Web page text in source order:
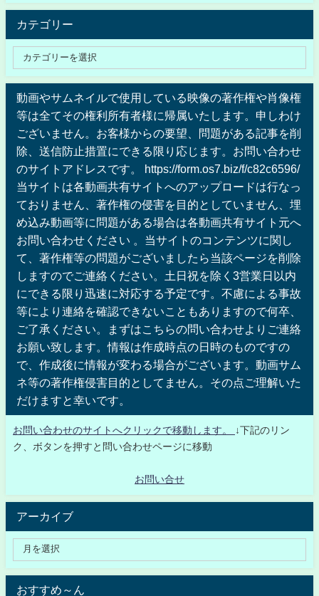
カテゴリー
動画やサムネイルで使用している映像の著作権や肖像権
等は全てその権利所有者様に帰属いたします。申しわけ
ございません。お客様からの要望、問題がある記事を削
除、送信防止措置にできる限り応じます。お問い合わせ
のサイトアドレスです。 https://form.os7.biz/f/c82c6596/
当サイトは各動画共有サイトへのアップロードは行なっ
ておりません、著作権の侵害を目的としていません、埋
め込み動画等に問題がある場合は各動画共有サイト元へ
お問い合わせください 。当サイトのコンテンツに関し
て、著作権等の問題がございましたら当該ページを削除
しますのでご連絡ください。土日祝を除く3営業日以内
にできる限り迅速に対応する予定です。不慮による事故
等により連絡を確認できないこともありますので何卒、
ご了承ください。まずはこちらの問い合わせよりご連絡
お願い致します。情報は作成時点の日時のものですの
で、作成後に情報が変わる場合がございます。動画サム
ネ等の著作権侵害目的としてません。その点ご理解いた
だけますと幸いです。
お問い合わせのサイトへクリックで移動します。
↓下記のリン
ク、ボタンを押すと問い合わせページに移動
お問い合せ
アーカイブ
おすすめ～ん